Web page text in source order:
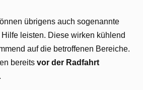
übrigens auch sogenannte
leisten. Diese wirken kühlend
auf die betroffenen Bereiche.
bereits vor der Radfahrt